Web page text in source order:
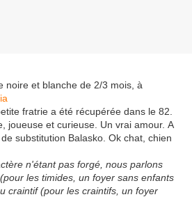
noire et blanche de 2/3 mois, à
fratrie a été récupérée dans le 82.
joueuse et curieuse. Un vrai amour. A
substitution Balasko. Ok chat, chien
n'étant pas forgé, nous parlons
les timides, un foyer sans enfants
craintif (pour les craintifs, un foyer